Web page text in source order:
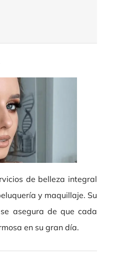
de belleza integral
y maquillaje. Su
asegura de que cada
en su gran día.